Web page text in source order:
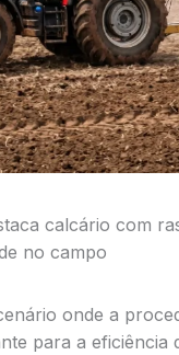
calcário com
no campo
onde a
para a eficiência